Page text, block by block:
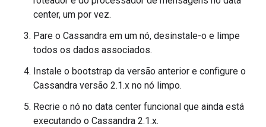
center, um por vez.
Pare o Cassandra em um nó, desinstale-o e limpe
todos os dados associados.
Instale o bootstrap da versão anterior e configure o
Cassandra versão 2.1.x no nó limpo.
Recrie o nó no data center funcional que ainda está
executando o Cassandra 2.1.x.